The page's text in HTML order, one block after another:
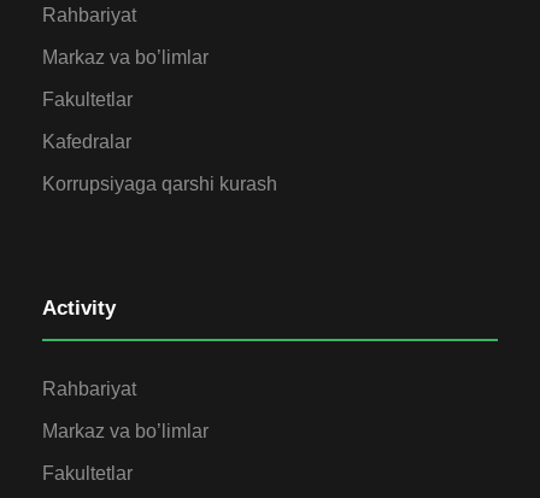
Rahbariyat
Markaz va bo’limlar
Fakultetlar
Kafedralar
Korrupsiyaga qarshi kurash
Activity
Rahbariyat
Markaz va bo’limlar
Fakultetlar